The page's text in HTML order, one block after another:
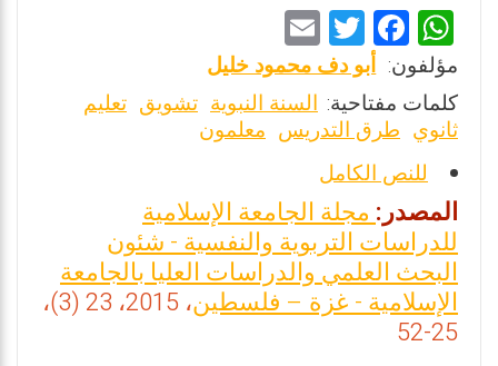
W
h
at
s
A
p
p
F
a
ce
b
o
o
k
T
wi
tt
er
m
ai
l
مؤلفون: أبو دف محمود خليل
كلمات مفتاحية: السنة النبوية تشويق تعليم
ثانوي طرق التدريس معلمون
للنص الكامل
المصدر:مجلة الجامعة الإسلامية
للدراسات التربوية والنفسية - شئون
البحث العلمي والدراسات العليا بالجامعة
الإسلامية - غزة – فلسطين
، 2015، 23 (3)،
25-52